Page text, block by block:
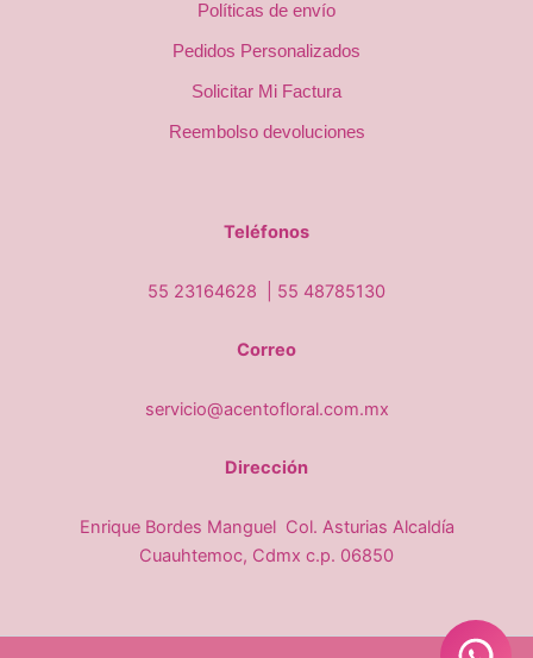
Políticas de envío
Pedidos Personalizados
Solicitar Mi Factura
Reembolso devoluciones
Teléfonos
55 23164628 | 55 48785130
Correo
servicio@acentofloral.com.mx
Dirección
Enrique Bordes Manguel Col. Asturias Alcaldía
Cuauhtemoc, Cdmx c.p. 06850